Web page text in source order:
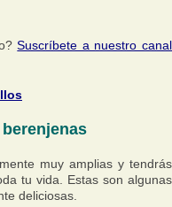
Suscríbete a nuestro canal
muy amplias y tendrás
tu vida. Estas son algunas
deliciosas.